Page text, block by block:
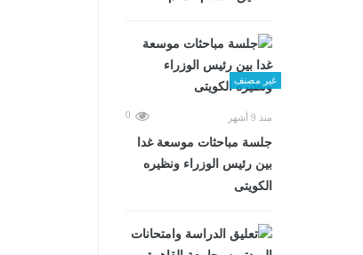
غير مصنف
منذ 9 أشهر 0
جلسة مباحثات موسعة غدا
بين رئيس الوزراء ونظيره
الكويتى